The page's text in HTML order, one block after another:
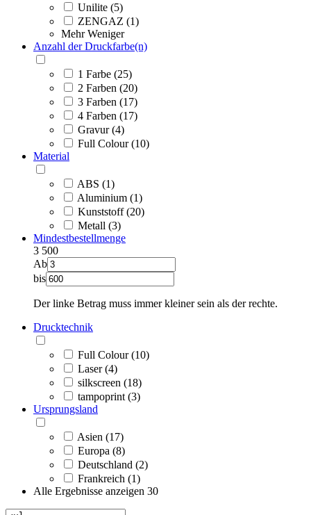
Unilite (5)
ZENGAZ (1)
Mehr Weniger
Anzahl der Druckfarbe(n)
1 Farbe (25)
2 Farben (20)
3 Farben (17)
4 Farben (17)
Gravur (4)
Full Colour (10)
Material
ABS (1)
Aluminium (1)
Kunststoff (20)
Metall (3)
Mindestbestellmenge
3 500
Ab
bis
Der linke Betrag muss immer kleiner sein als der rechte.
Drucktechnik
Full Colour (10)
Laser (4)
silkscreen (18)
tampoprint (3)
Ursprungsland
Asien (17)
Europa (8)
Deutschland (2)
Frankreich (1)
Alle Ergebnisse anzeigen 30